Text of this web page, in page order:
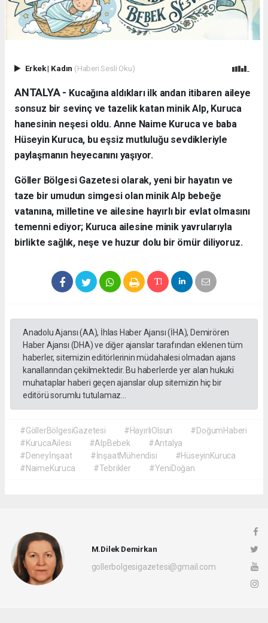
Erkek| Kadın (Haberi Sesli Oku)
ANTALYA - ​ Kucağına aldıkları ilk andan itibaren aileye
sonsuz bir sevinç ve tazelik katan minik Alp, Kuruca
hanesinin neşesi oldu. Anne Naime Kuruca ve baba
Hüseyin Kuruca, bu eşsiz mutluluğu sevdikleriyle
paylaşmanın heyecanını yaşıyor.
​Göller Bölgesi Gazetesi olarak, yeni bir hayatın ve
taze bir umudun simgesi olan minik Alp bebeğe
vatanına, milletine ve ailesine hayırlı bir evlat olmasını
temenni ediyor; Kuruca ailesine minik yavrularıyla
birlikte sağlık, neşe ve huzur dolu bir ömür diliyoruz.
Anadolu Ajansı (AA), İhlas Haber Ajansı (İHA), Demirören
Haber Ajansı (DHA) ve diğer ajanslar tarafından eklenen tüm
haberler, sitemizin editörlerinin müdahalesi olmadan ajans
kanallarından çekilmektedir. Bu haberlerde yer alan hukuki
muhataplar haberi geçen ajanslar olup sitemizin hiç bir
editörü sorumlu tutulamaz...
#GöllerBölgesiGazetesi #HayırlıOlsun
#DoğumHaberi
#KurucaAilesi
#AlpBebek
#Antalya
#Deneyİnşaat
#İnşaatMühendisi
#HüseyinKuruca
#NaimeKuruca
#Tebrikler #YeniDoğan
M.Dilek Demirkan
gollerbolgesigazetesi@gmail.com